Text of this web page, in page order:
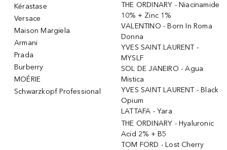
Kérastase
Versace
Maison Margiela
Armani
Prada
Burberry
MOÉRIE
Schwarzkopf Professional
THE ORDINARY - Niacinamide
10% + Zinc 1%
VALENTINO - Born In Roma
Donna
YVES SAINT LAURENT -
MYSLF
SOL DE JANEIRO - Agua
Mistica
YVES SAINT LAURENT - Black
Opium
LATTAFA - Yara
THE ORDINARY - Hyaluronic
Acid 2% + B5
TOM FORD - Lost Cherry